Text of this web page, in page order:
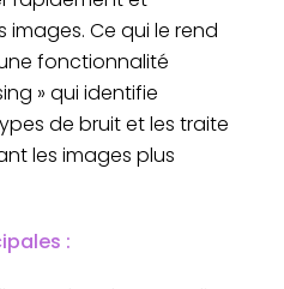
Ce qui le rend
fonctionnalité
» qui identifie
de bruit et les traite
les images plus
: